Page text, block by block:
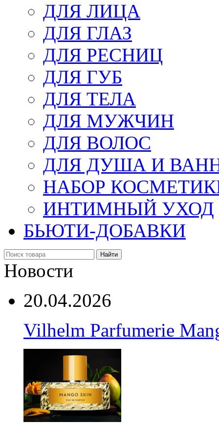
ДЛЯ ЛИЦА
ДЛЯ ГЛАЗ
ДЛЯ РЕСНИЦ
ДЛЯ ГУБ
ДЛЯ ТЕЛА
ДЛЯ МУЖЧИН
ДЛЯ ВОЛОС
ДЛЯ ДУША И
НАБОР
ИНТИМНЫЙ УХОД
БЬЮТИ-ДОБАВКИ
Найти
Новости
20.04.2026
Vilhelm Parfumerie